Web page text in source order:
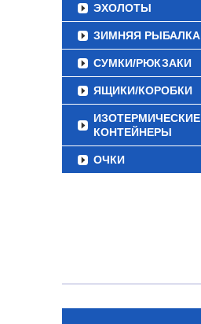
ЭХОЛОТЫ
ЗИМНЯЯ РЫБАЛКА
СУМКИ/РЮКЗАКИ
ЯЩИКИ/КОРОБКИ
ИЗОТЕРМИЧЕСКИЕ
КОНТЕЙНЕРЫ
ОЧКИ